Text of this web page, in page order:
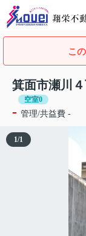
こ
箕面市瀬川
空室0
- 管理/共益費 -
1/1